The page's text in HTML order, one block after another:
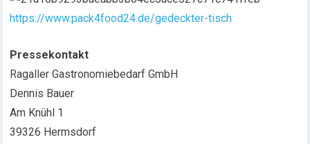
https://www.pack4food24.de/gedeckter-tisch
Pressekontakt
Ragaller Gastronomiebedarf GmbH
Dennis Bauer
Am Knühl 1
39326 Hermsdorf